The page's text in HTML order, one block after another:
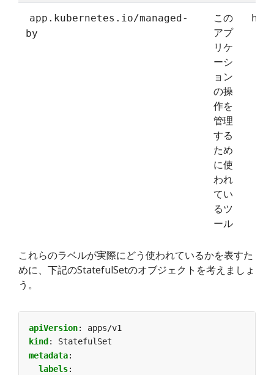
app.kubernetes.io/managed-
by
この
アプ
リケ
ーシ
ョン
の操
作を
管理
する
ため
に使
われ
てい
るツ
ール
これらのラベルが実際にどう使われているかを表すた
めに、下記のStatefulSetのオブジェクトを考えましょ
う。
apiVersion:
apps/v1
kind :
StatefulSet
metadata:
labels: